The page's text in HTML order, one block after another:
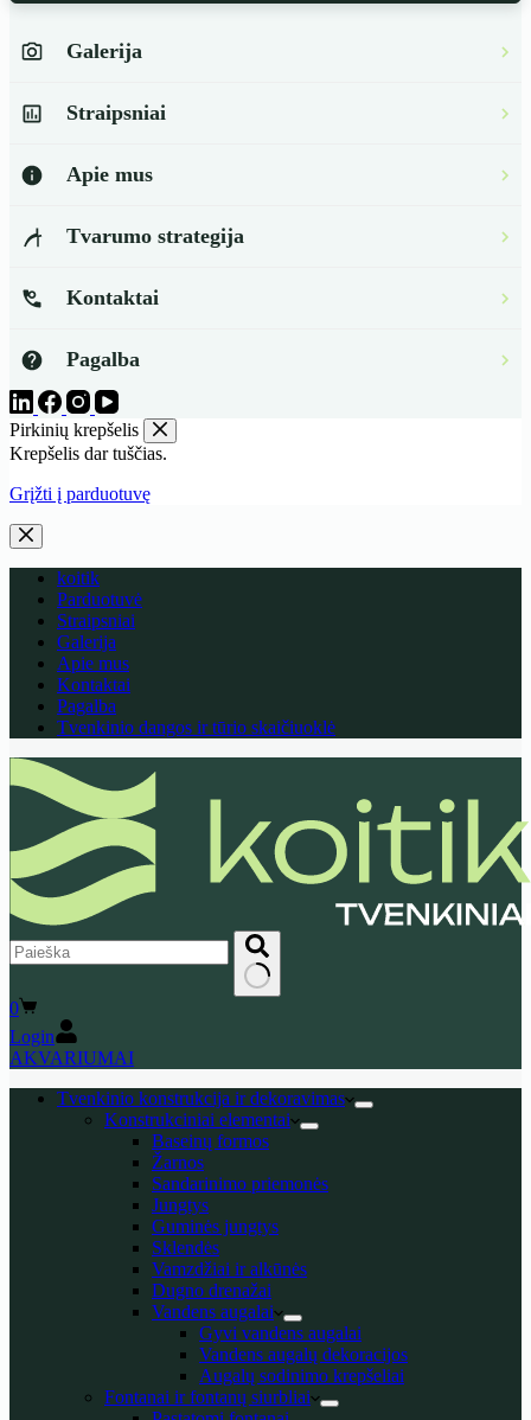
Galerija
Straipsniai
Apie mus
Tvarumo strategija
Kontaktai
Pagalba
Pirkinių krepšelis
Krepšelis dar tuščias.
Grįžti į parduotuvę
koitik
Parduotuvė
Straipsniai
Galerija
Apie mus
Kontaktai
Pagalba
Tvenkinio dangos ir tūrio skaičiuoklė
No
results
Shopping
cart
0
Login
AKVARIUMAI
Tvenkinio konstrukcija ir dekoravimas
Konstrukciniai elementai
Baseinų formos
Žarnos
Sandarinimo priemonės
Jungtys
Guminės jungtys
Sklendės
Vamzdžiai ir alkūnės
Dugno drenažai
Vandens augalai
Gyvi vandens augalai
Vandens augalų dekoracijos
Augalų sodinimo krepšeliai
Fontanai ir fontanų siurbliai